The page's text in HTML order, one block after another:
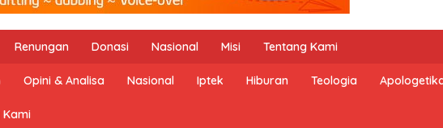
Renungan Donasi Nasional Misi Tentang Kami
Opini & Analisa Nasional Iptek Hiburan Teologia
Kami